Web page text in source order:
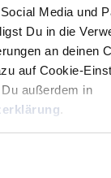
Media und
Du in die
an deinen
auf Cookie-
außerdem in
.
Löwen